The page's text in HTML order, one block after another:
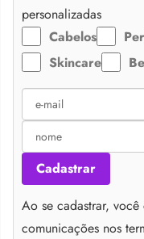
personalizadas
Cabelos
Skincare
Cadastrar
Ao se cadastrar,
comunicações nos